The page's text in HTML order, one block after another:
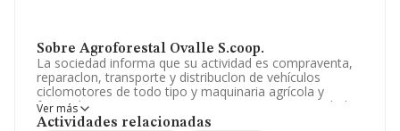
Sobre Agroforestal Ovalle S.coop.
La sociedad informa que su actividad es compraventa,
reparaclon, transporte y distribuclon de vehículos
ciclomotores de todo tipo y maquinaria agrícola y
forestal. La empresa es una Cooperativa. La actividad
de referencia CNAE corresponde a 'Comercio al por
Ver más
Actividades relacionadas